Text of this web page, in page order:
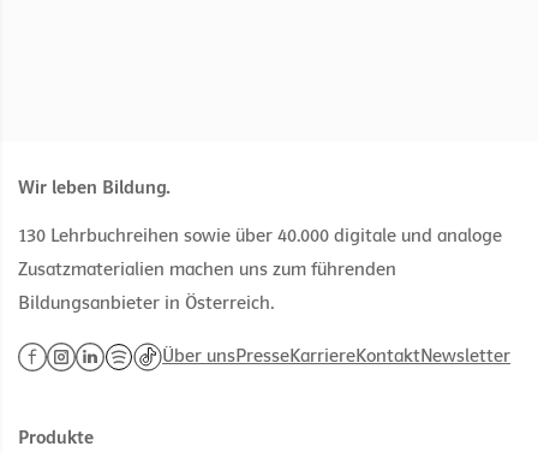
Wir leben Bildung.
130 Lehrbuchreihen sowie über 40.000 digitale und analoge
Zusatzmaterialien machen uns zum führenden
Bildungsanbieter in Österreich.
Über unsPresseKarriereKontaktNewsletter
Produkte